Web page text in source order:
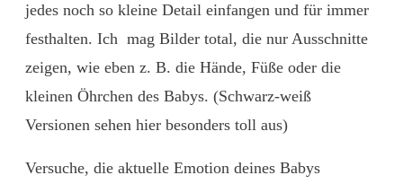
jedes noch so kleine Detail einfangen und für immer
festhalten. Ich mag Bilder total, die nur Ausschnitte
zeigen, wie eben z. B. die Hände, Füße oder die
kleinen Öhrchen des Babys. (Schwarz-weiß
Versionen sehen hier besonders toll aus)
Versuche, die aktuelle Emotion deines Babys